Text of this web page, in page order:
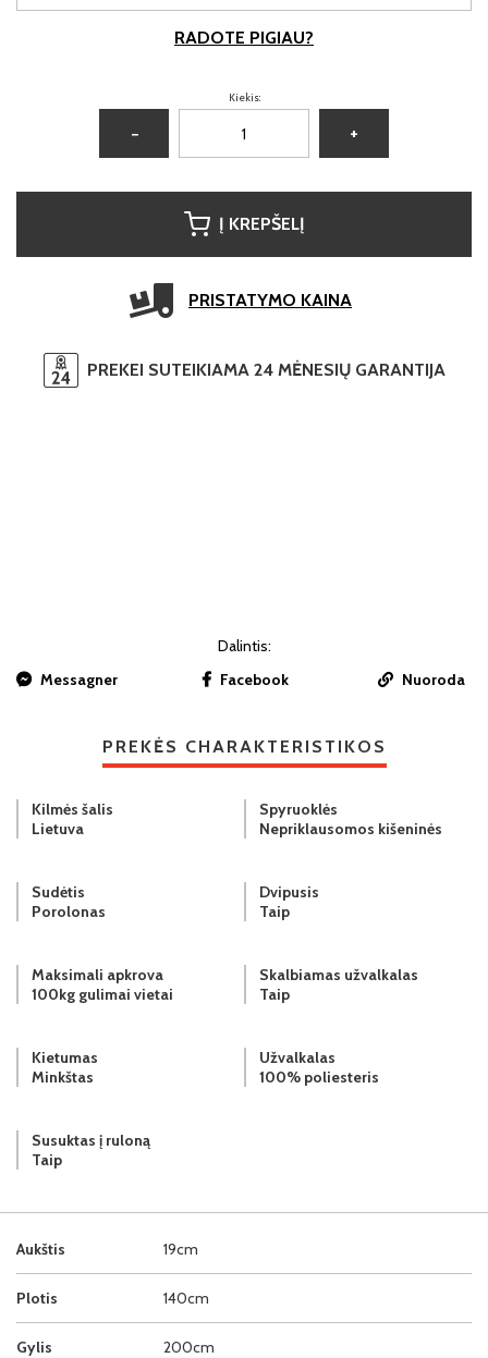
RADOTE PIGIAU?
Kiekis:
− +
Į KREPŠELĮ
PRISTATYMO KAINA
PREKEI SUTEIKIAMA 24 MĖNESIŲ GARANTIJA
Dalintis:
Messagner
Facebook Nuoroda
PREKĖS CHARAKTERISTIKOS
Aukštis 19cm
Plotis 140cm
Gylis 200cm
Kilmės šalis
Lietuva
Spyruoklės
Nepriklausomos kišeninės
Sudėtis
Porolonas
Dvipusis
Taip
Maksimali apkrova
100kg gulimai vietai
Skalbiamas užvalkalas
Taip
Kietumas
Minkštas
Užvalkalas
100% poliesteris
Susuktas į ruloną
Taip